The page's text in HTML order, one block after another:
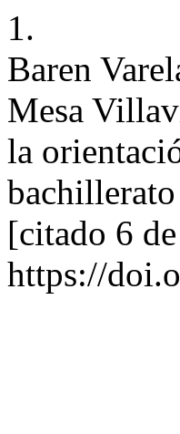
1.
Baren
Mesa
la
[citado 6
https://